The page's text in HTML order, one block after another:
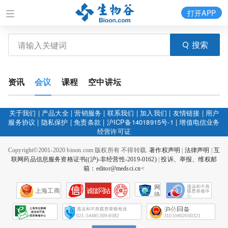
搜索
打开APP
资讯 会议 课程 空中讲坛
关于我们 | 产品大全|营销服务 | 联系我们 | 加入我们 | 友情链接 | 用户
服务协议 | 隐私保护 |免责条款 | 沪ICP备14018915号-1 |增值电信业务
经营许可证
Copyright©2001-2020 bioon.com 版权所有 不得转载.著作权声明 法律声明
互
联网药品信息服务资格证书((沪)-非经营性-2019-0162)|投诉、举报、维权邮
箱：editor@medsci.cn<
上海工商
网
络
会
征
021-54485309-8082 31010402000321